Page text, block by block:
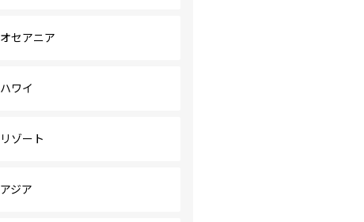
オセアニア
ハワイ
リゾート
アジア